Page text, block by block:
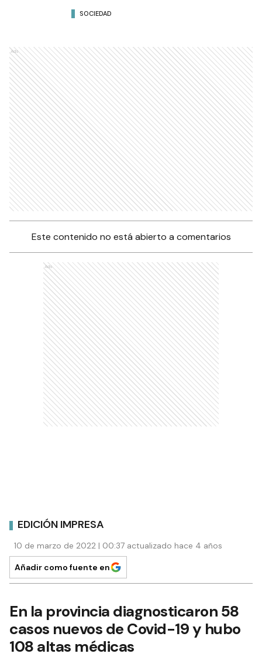
SOCIEDAD
Ads
Este contenido no está abierto a comentarios
Ads
EDICIÓN IMPRESA
10 de marzo de 2022 | 00:37 actualizado hace 4 años
Añadir como fuente en
En la provincia diagnosticaron 58
casos nuevos de Covid-19 y hubo
108 altas médicas